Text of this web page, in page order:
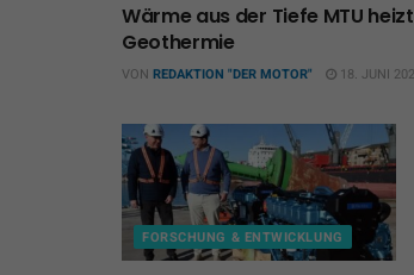
Wärme aus der Tiefe MTU
Geothermie
VON REDAKTION "DER MOTOR" 18. JUNI
FORSCHUNG & ENTWICKLUNG